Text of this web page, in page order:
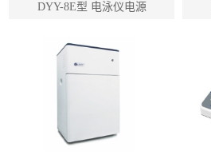
DYY-8E型 电泳仪电源